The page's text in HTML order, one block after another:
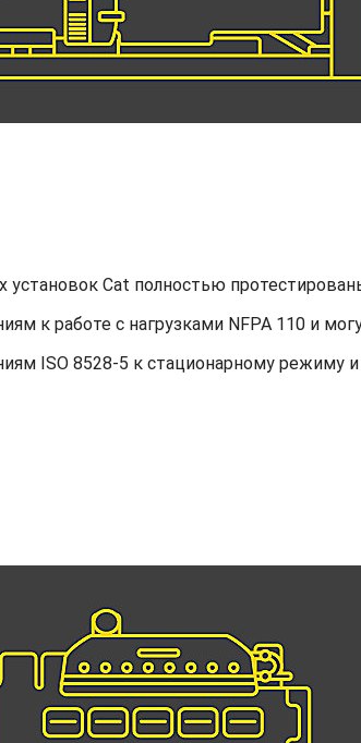
Cat полностью
к работе с нагрузками NFPA 110 и
ISO 8528-5 к стационарному режиму